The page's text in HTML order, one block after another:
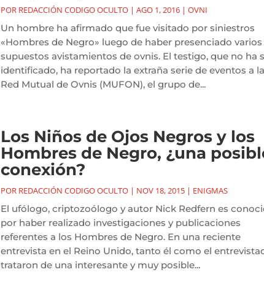
POR REDACCIÓN CODIGO OCULTO| AGO 1, 2016| OVNI
Un hombre ha afirmado que fue visitado por siniestros
«Hombres de Negro» luego de haber presenciado varios
supuestos avistamientos de ovnis. El testigo, que no ha
identificado, ha reportado la extraña serie de eventos a la
Red Mutual de Ovnis (MUFON), el grupo de...
Los Niños de Ojos Negros y los
Hombres de Negro, ¿una
conexión?
POR REDACCIÓN CODIGO OCULTO| NOV 18, 2015| ENIGMAS
El ufólogo, criptozoólogo y autor Nick Redfern es
por haber realizado investigaciones y publicaciones
referentes a los Hombres de Negro. En una reciente
entrevista en el Reino Unido, tanto él como el
trataron de una interesante y muy posible...